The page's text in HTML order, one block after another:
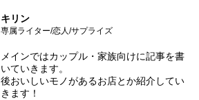
キリン
専属ライター/恋人/サプライズ
メインではカップル・家族向けに記事を書
いていきます。
後おいしいモノがあるお店とか紹介してい
きます！